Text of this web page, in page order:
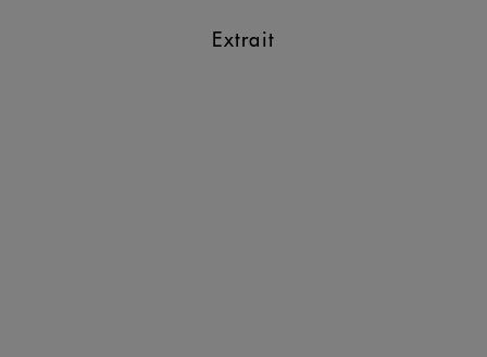
Extrait